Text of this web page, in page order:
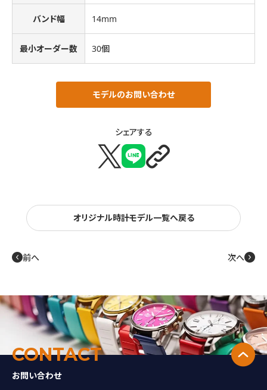
バンド幅 14mm
最小オーダー数 30個
モデルのお問い合わせ
シェアする
XLINE🔗
オリジナル時計モデル一覧へ戻る
投
ゲー
ショ
←前へ 次へ→
↑
CONTACT
お問い合わせ